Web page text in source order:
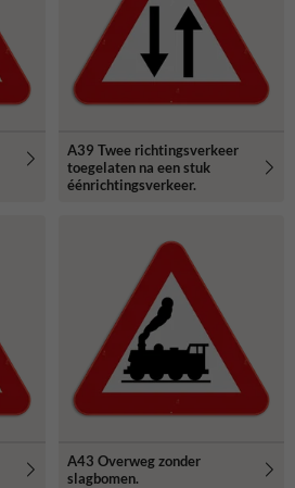
A39 Twee richtingsverkeer
toegelaten na een stuk
éénrichtingsverkeer.
A43 Overweg zonder
slagbomen.